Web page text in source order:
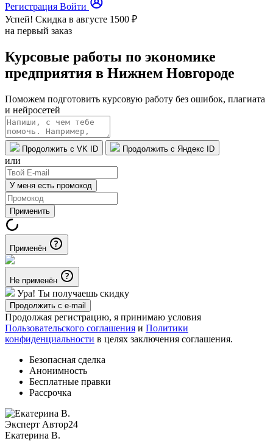
Регистрация Войти
Успей! Скидка в августе 1500 ₽
на первый заказ
Курсовые работы по экономике
предприятия в Нижнем Новгороде
Поможем подготовить курсовую работу без ошибок, плагиата
и нейросетей
Продолжить с VK ID Продолжить с Яндекс ID
или
У меня есть промокод
Применить
Применён
Не применён
Ура! Ты получаешь скидку
Продолжить с e-mail
Продолжая регистрацию, я принимаю условия
Пользовательского соглашения и Политики
конфиденциальности в целях заключения соглашения.
Безопасная сделка
Анонимность
Бесплатные правки
Рассрочка
Эксперт Автор24
Екатерина B.